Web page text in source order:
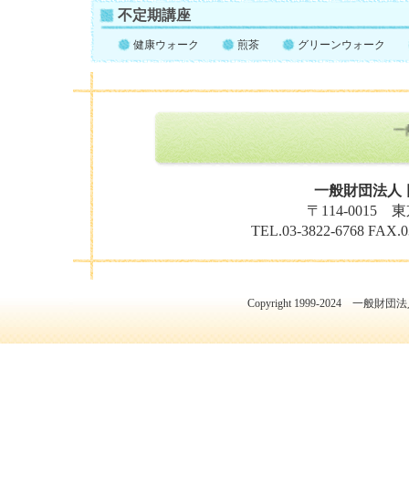
不定期講座
健康ウォーク 煎茶 グリーンウォーク
一
一般財団法人
〒114-0015 東
TEL.03-3822-6768
Copyright 1999-2024 一般財団